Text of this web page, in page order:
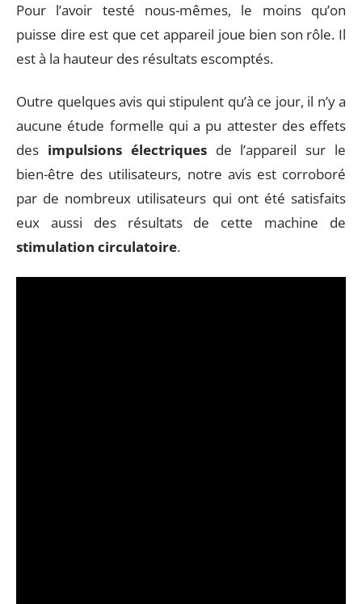
Pour l’avoir testé nous-mêmes, le moins qu’on
puisse dire est que cet appareil joue bien son rôle. Il
est à la hauteur des résultats escomptés.
Outre quelques avis qui stipulent qu’à ce jour, il n’y a
aucune étude formelle qui a pu attester des effets
des impulsions électriquesde l’appareil sur le
bien-être des utilisateurs, notre avis est corroboré
par de nombreux utilisateurs qui ont été satisfaits
eux aussi des résultats de cette machine de
stimulation circulatoire.